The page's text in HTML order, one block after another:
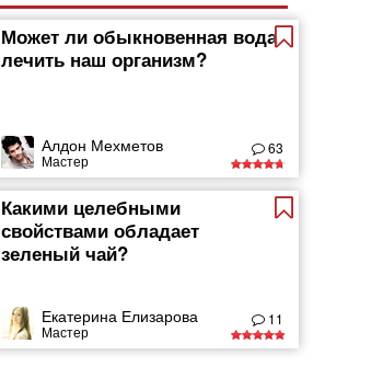
Может ли обыкновенная вода
лечить наш организм?
Алдон Мехметов
Мастер
63
Какими целебными
свойствами обладает
зеленый чай?
Екатерина Елизарова
Мастер
11